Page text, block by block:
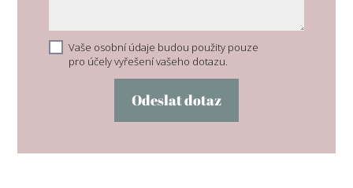
Vaše osobní údaje budou použity pouze
pro účely vyřešení vašeho dotazu.
Odeslat dotaz